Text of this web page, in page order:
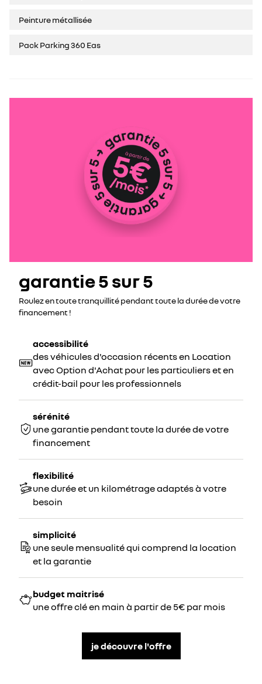
Peinture métallisée
Pack Parking 360 Eas
garantie 5 sur 5
Roulez en toute tranquillité pendant toute la durée de votre
financement !
accessibilité
des véhicules d'occasion récents en Location
avec Option d'Achat pour les particuliers et en
crédit-bail pour les professionnels
sérénité
une garantie pendant toute la durée de votre
financement
flexibilité
une durée et un kilométrage adaptés à votre
besoin
simplicité
une seule mensualité qui comprend la location
et la garantie
budget maitrisé
une offre clé en main à partir de 5€ par mois
je découvre l'offre